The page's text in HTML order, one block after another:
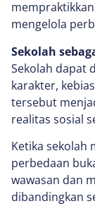
mengelola
Sekolah
Sekolah dapat
karakter,
tersebut
realitas sosial
Ketika sekolah
perbedaan
wawasan dan
dibandingkan